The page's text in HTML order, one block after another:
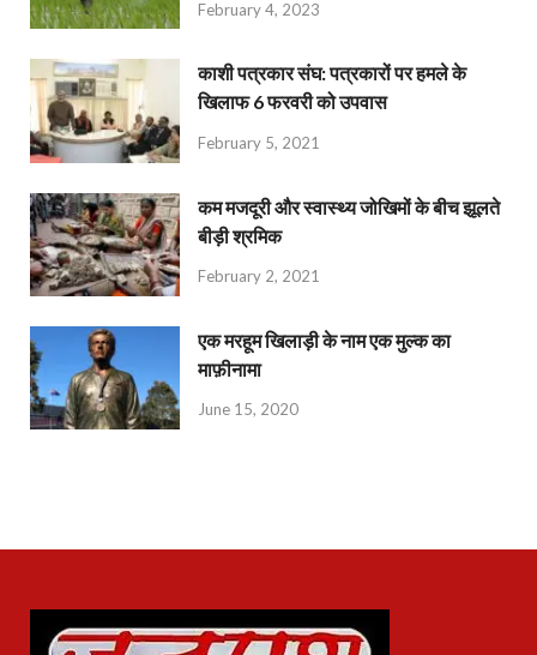
February 4, 2023
काशी पत्रकार संघ: पत्रकारों पर हमले के
खिलाफ 6 फरवरी को उपवास
February 5, 2021
कम मजदूरी और स्वास्थ्य जोखिमों के बीच झूलते
बीड़ी श्रमिक
February 2, 2021
एक मरहूम खिलाड़ी के नाम एक मुल्क का
माफ़ीनामा
June 15, 2020